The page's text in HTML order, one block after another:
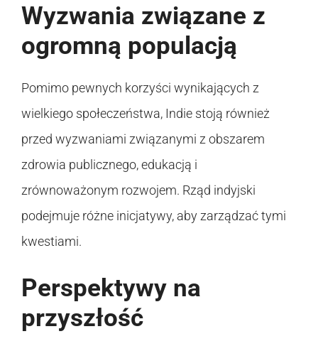
Wyzwania związane z
ogromną populacją
Pomimo pewnych korzyści wynikających z
wielkiego społeczeństwa, Indie stoją również
przed wyzwaniami związanymi z obszarem
zdrowia publicznego, edukacją i
zrównoważonym rozwojem. Rząd indyjski
podejmuje różne inicjatywy, aby zarządzać tymi
kwestiami.
Perspektywy na
przyszłość